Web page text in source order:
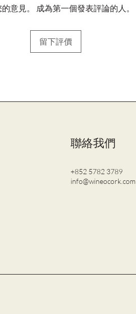
意見。 成為第一個發表評論的人。
留下評價
聯絡我們
+852 5782 3789
info@wineocork.com